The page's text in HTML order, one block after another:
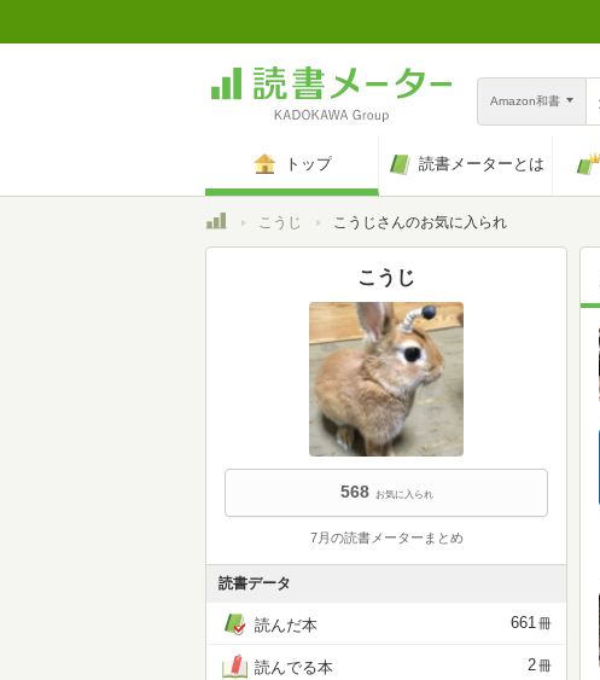
Amazon和書
トップ 読書メーターとは
トップこうじ こうじさんのお気に入られ
こうじ
568 お気に入られ
7月の読書メーターまとめ
読書データ
読んだ本 661冊
読んでる本 2冊